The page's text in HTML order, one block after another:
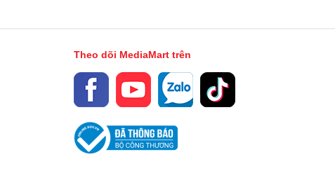
GALILEO
QZSS
BEIDOU
GPS
v5.3
Theo dõi MediaMart trên